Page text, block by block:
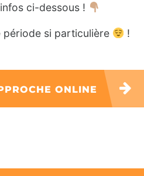
ci-dessous !
période si particulière !
ONLINE